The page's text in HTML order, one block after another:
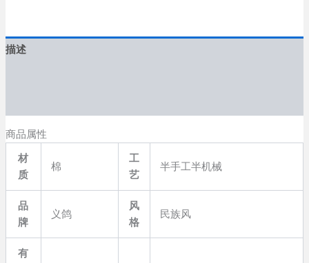
挂
彩
绳
流
品
描述
商品属性
材
质
棉
工
艺
半手工半机械
品
牌
义鸽
风
格
民族风
有